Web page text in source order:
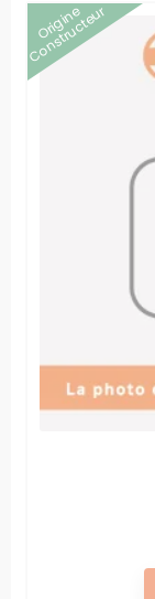
Origine
Constructeur